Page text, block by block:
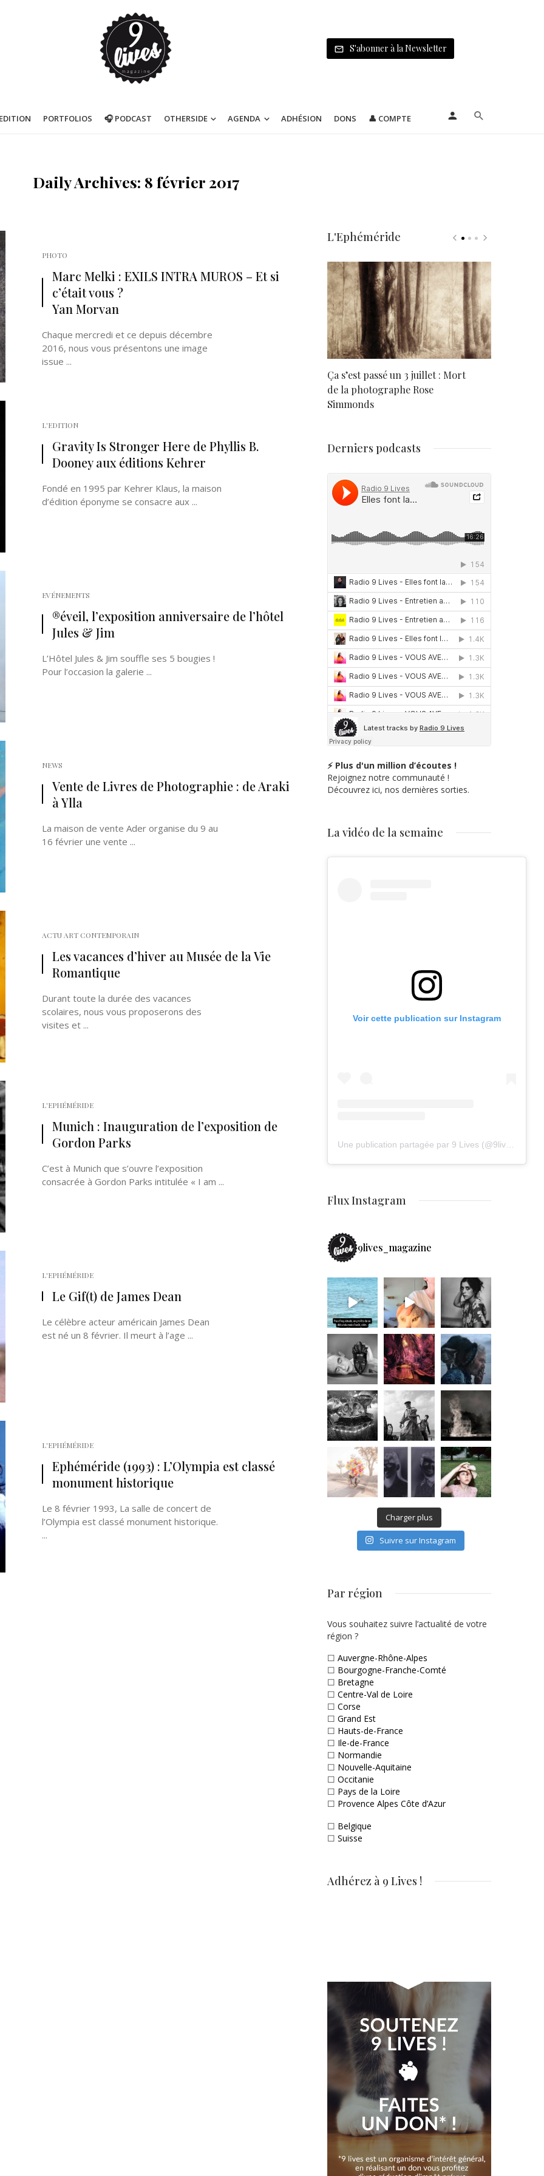
S'abonner à la Newsletter
PORTFOLIOS 🎧 PODCAST OTHERSIDE AGENDA ADHÉSION DONS 👤 COMPTE
Daily Archives: 8 février 2017
PHOTO
Marc Melki : EXILS INTRA MUROS – Et si
c’était vous ?
Yan Morvan
Chaque mercredi et ce depuis décembre
2016, nous vous présentons une image
issue ...
L'EDITION
Gravity Is Stronger Here de Phyllis B.
Dooney aux éditions Kehrer
Fondé en 1995 par Kehrer Klaus, la maison
d’édition éponyme se consacre aux ...
EVÉNEMENTS
®éveil, l’exposition anniversaire de l’hôtel
Jules & Jim
L’Hôtel Jules & Jim souffle ses 5 bougies !
Pour l’occasion la galerie ...
NEWS
Vente de Livres de Photographie : de Araki
à Ylla
La maison de vente Ader organise du 9 au
16 février une vente ...
ACTU ART CONTEMPORAIN
Les vacances d’hiver au Musée de la Vie
Romantique
Durant toute la durée des vacances
scolaires, nous vous proposerons des
visites et ...
L'EPHÉMÉRIDE
Munich : Inauguration de l’exposition de
Gordon Parks
C’est à Munich que s’ouvre l’exposition
consacrée à Gordon Parks intitulée « I am ...
L'EPHÉMÉRIDE
Le Gif(t) de James Dean
Le célèbre acteur américain James Dean
est né un 8 février. Il meurt à l’age ...
L'EPHÉMÉRIDE
Ephéméride (1993) : L’Olympia est classé
monument historique
Le 8 février 1993, La salle de concert de
l’Olympia est classé monument historique.
...
L'Ephéméride
Né un 2 juillet : André Kertész
Ça s’est passé un 3 juillet : Mort
de la photographe Rose
Simmonds
Derniers podcasts
⚡ Plus d'un million d’écoutes !
Rejoignez notre communauté !
Découvrez ici, nos dernières sorties.
La vidéo de la semaine
Voir cette publication sur Instagram
Flux Instagram
9lives_magazine
Charger plus
Suivre sur Instagram
Par région
Vous souhaitez suivre l’actualité de votre
région ?
☐ Auvergne-Rhône-Alpes
☐ Bourgogne-Franche-Comté
☐ Bretagne
☐ Centre-Val de Loire
☐ Corse
☐ Grand Est
☐ Hauts-de-France
☐ Ile-de-France
☐ Normandie
☐ Nouvelle-Aquitaine
☐ Occitanie
☐ Pays de la Loire
☐ Provence Alpes Côte d’Azur
☐ Belgique
☐ Suisse
Adhérez à 9 Lives !